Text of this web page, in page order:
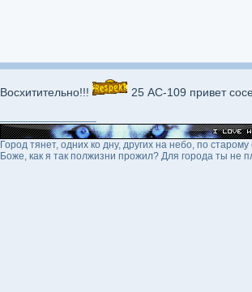
Восхитительно!!! 25 АС-109 привет
Город тянет, одних ко дну, других на небо, по
Боже, как я так полжизни прожил? Для города ты не